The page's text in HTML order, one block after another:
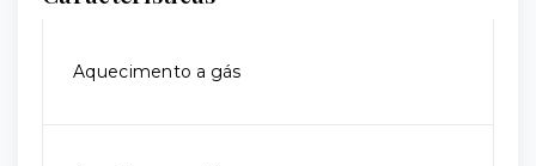
Aquecimento a gás